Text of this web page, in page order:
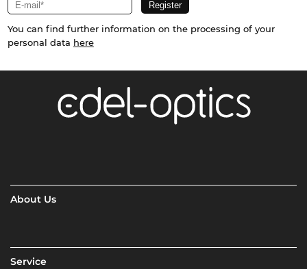
You can find further information on the processing of your
personal data here
About Us
Service